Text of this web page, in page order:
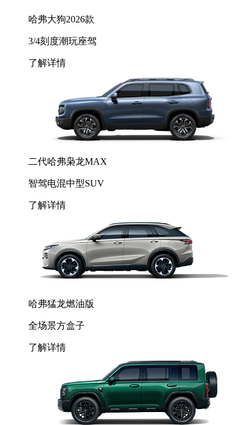
哈弗大狗2026款
3/4刻度潮玩座驾
了解详情
二代哈弗枭龙MAX
智驾电混中型SUV
了解详情
哈弗猛龙燃油版
全场景方盒子
了解详情